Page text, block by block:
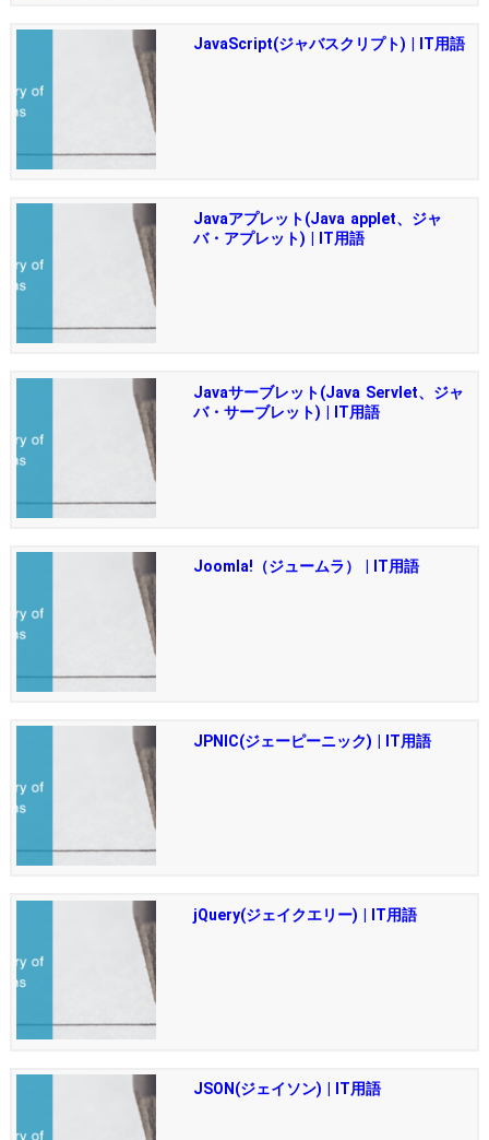
JavaScript(ジャバスクリプト) | IT用語
Javaアプレット(Java applet、ジャ
バ・アプレット) | IT用語
Javaサーブレット(Java Servlet、ジャ
バ・サーブレット) | IT用語
Joomla!（ジュームラ） | IT用語
JPNIC(ジェーピーニック) | IT用語
jQuery(ジェイクエリー) | IT用語
JSON(ジェイソン) | IT用語